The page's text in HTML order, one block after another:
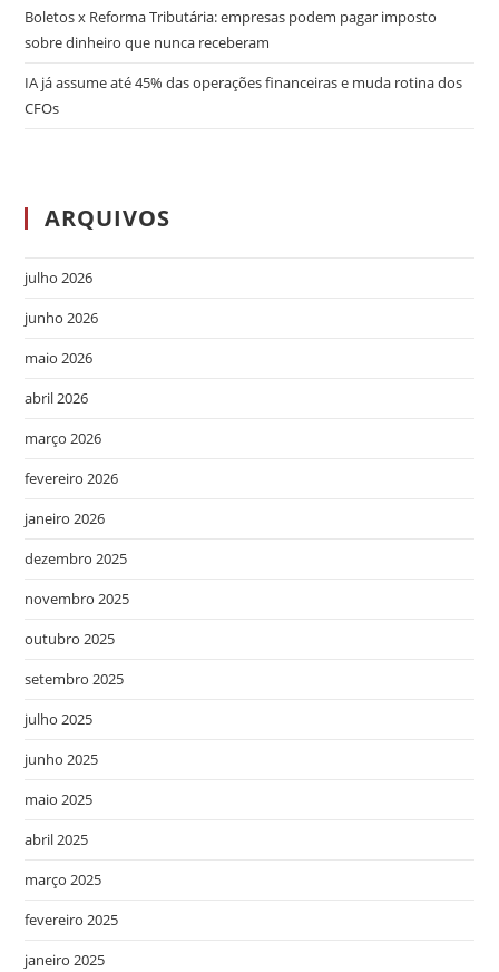
Boletos x Reforma Tributária: empresas podem pagar imposto
sobre dinheiro que nunca receberam
IA já assume até 45% das operações financeiras e muda rotina dos
CFOs
ARQUIVOS
julho 2026
junho 2026
maio 2026
abril 2026
março 2026
fevereiro 2026
janeiro 2026
dezembro 2025
novembro 2025
outubro 2025
setembro 2025
julho 2025
junho 2025
maio 2025
abril 2025
março 2025
fevereiro 2025
janeiro 2025